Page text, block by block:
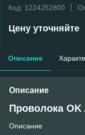
Код: 1224252800
Цену уточняйте
Описание
Описание
Проволока OK
Описание